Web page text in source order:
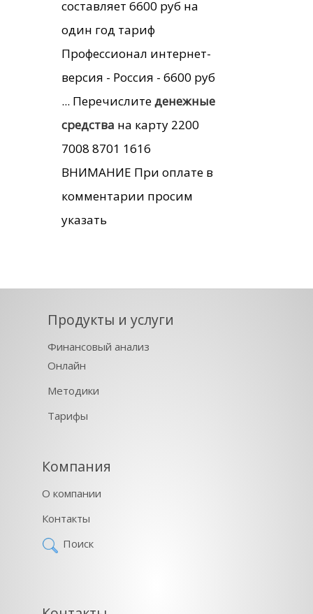
составляет 6600 руб на
один год тариф
Профессионал интернет-
версия - Россия - 6600 руб
... Перечислитеденежные
средства на карту 2200
7008 8701 1616
ВНИМАНИЕ При оплате в
комментарии просим
указать
Продукты и услуги
Финансовый анализ
Онлайн
Методики
Тарифы
Компания
О компании
Контакты
Поиск